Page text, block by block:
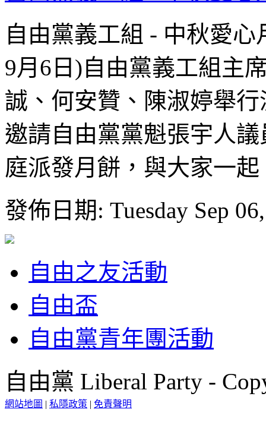
自由黨義工組 - 中秋愛心
9月6日)自由黨義工組主
誠、何安贊、陳淑婷舉
邀請自由黨黨魁張宇人
庭派發月餅，與大家一起
發佈日期: Tuesday Sep
自由之友活動
自由盃
自由黨青年團活動
自由黨 Liberal Party -
網站地圖 | 私隱政策 | 免責聲明